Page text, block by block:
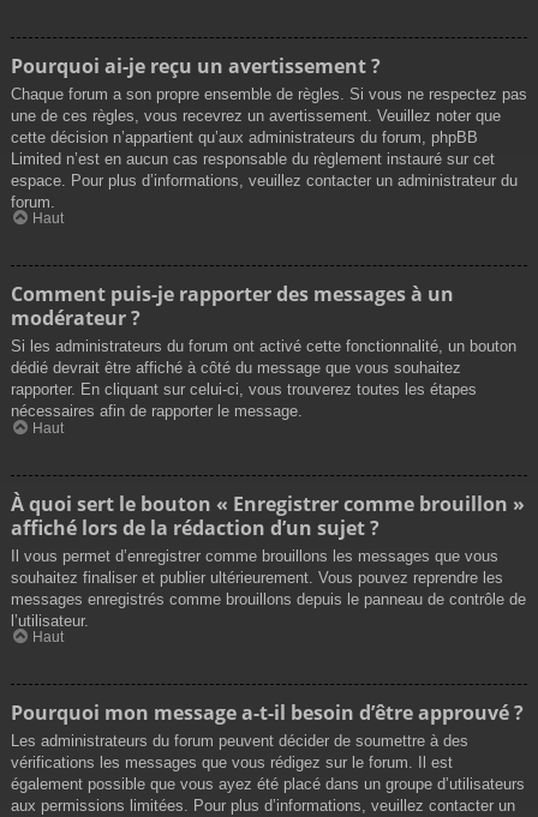
Pourquoi ai-je reçu un avertissement ?
Chaque forum a son propre ensemble de règles. Si vous ne respectez pas
une de ces règles, vous recevrez un avertissement. Veuillez noter que
cette décision n’appartient qu’aux administrateurs du forum, phpBB
Limited n’est en aucun cas responsable du règlement instauré sur cet
espace. Pour plus d’informations, veuillez contacter un administrateur du
forum.
Haut
Comment puis-je rapporter des messages à un
modérateur ?
Si les administrateurs du forum ont activé cette fonctionnalité, un bouton
dédié devrait être affiché à côté du message que vous souhaitez
rapporter. En cliquant sur celui-ci, vous trouverez toutes les étapes
nécessaires afin de rapporter le message.
Haut
À quoi sert le bouton « Enregistrer comme brouillon »
affiché lors de la rédaction d’un sujet ?
Il vous permet d’enregistrer comme brouillons les messages que vous
souhaitez finaliser et publier ultérieurement. Vous pouvez reprendre les
messages enregistrés comme brouillons depuis le panneau de contrôle de
l’utilisateur.
Haut
Pourquoi mon message a-t-il besoin d’être approuvé ?
Les administrateurs du forum peuvent décider de soumettre à des
vérifications les messages que vous rédigez sur le forum. Il est
également possible que vous ayez été placé dans un groupe d’utilisateurs
aux permissions limitées. Pour plus d’informations, veuillez contacter un